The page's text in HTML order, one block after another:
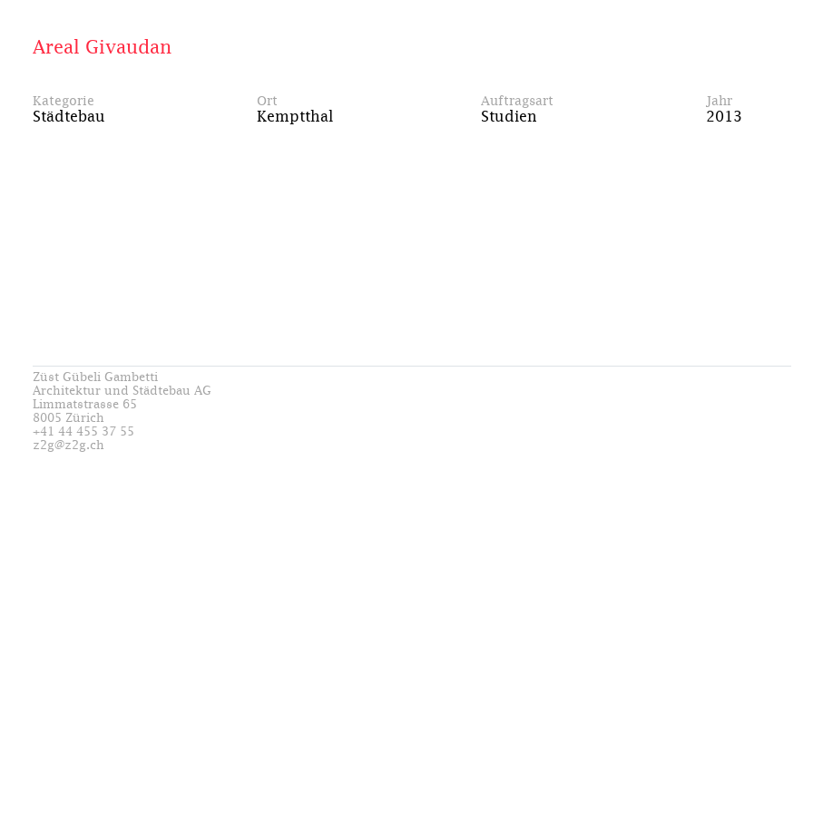
Areal Givaudan
Kategorie
Städtebau
Ort
Kemptthal
Auftragsart
Studien
Jahr
2013
Züst Gübeli Gambetti
Architektur und Städtebau AG
Limmatstrasse 65
8005 Zürich
+41 44 455 37 55
z2g@z2g.ch